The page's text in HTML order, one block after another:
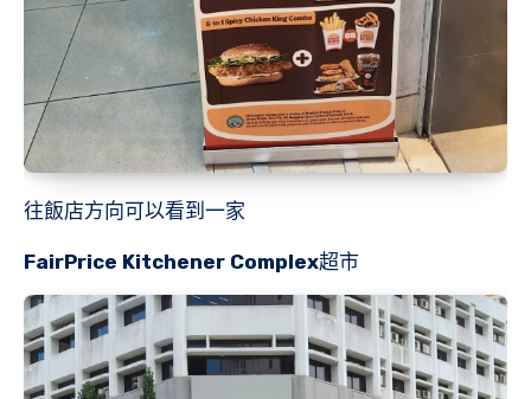
往飯店方向可以看到一家
FairPrice Kitchener Complex超市